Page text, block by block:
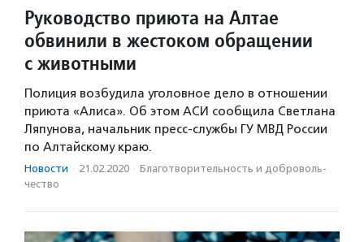
Руководство приюта на Алтае
обвинили в жестоком обращении
с животными
Полиция возбудила уголовное дело в отношении
приюта «Алиса». Об этом АСИ сообщила Светлана
Ляпунова, начальник пресс-службы ГУ МВД России
по Алтайскому краю.
Новости · 21.02.2020 · Благотвори­тель­ность и доброволь­
чест­во